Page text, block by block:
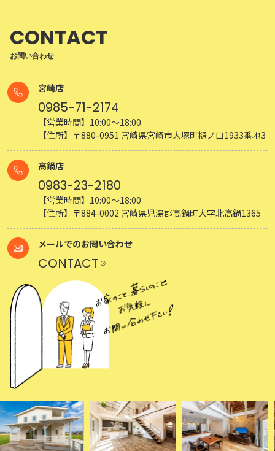
CONTACT
お問い合わせ
宮崎店
0985-71-2174
【営業時間】10:00～18:00
【住所】〒880-0951 宮崎県宮崎市大塚町樋ノ口1933番地3
高鍋店
0983-23-2180
【営業時間】10:00～18:00
【住所】〒884-0002 宮崎県児湯郡高鍋町大字北高鍋1365
メールでのお問い合わせ
CONTACT